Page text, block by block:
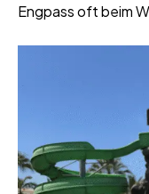
Engpass oft beim